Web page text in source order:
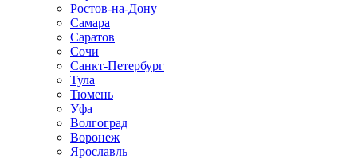
Ростов-на-Дону
Самара
Саратов
Сочи
Санкт-Петербург
Тула
Тюмень
Уфа
Волгоград
Воронеж
Ярославль